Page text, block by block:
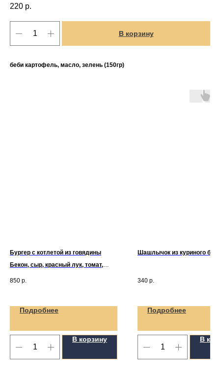
220 р.
В корзину
беби картофель, масло, зелень (150гр)
Бургер с котлетой из говядины
Бекон, сыр, красный лук, томат,
бекон, котлета из мраморной
(340/100/50г)
850 р.
Подробнее
В корзину
Шашлычок из куриного
340 р.
Подробнее
В